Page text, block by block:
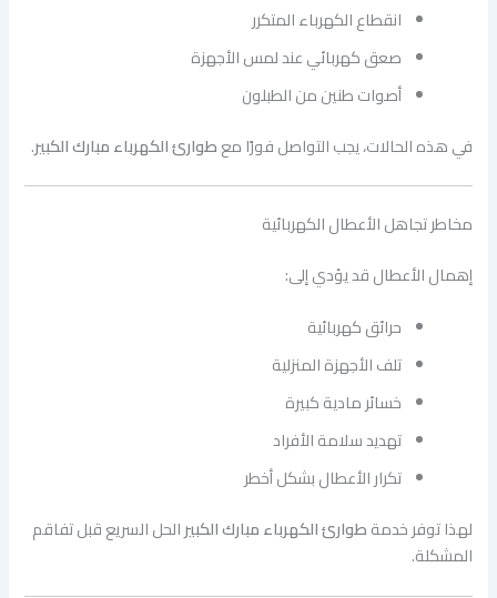
انقطاع الكهرباء المتكرر
صعق كهربائي عند لمس الأجهزة
أصوات طنين من الطبلون
في هذه الحالات، يجب التواصل فورًا معطوارئ الكهرباء مبارك الكبير.
مخاطر تجاهل الأعطال الكهربائية
إهمال الأعطال قد يؤدي إلى:
حرائق كهربائية
تلف الأجهزة المنزلية
خسائر مادية كبيرة
تهديد سلامة الأفراد
تكرار الأعطال بشكل أخطر
لهذا توفر خدمةطوارئ الكهرباء مبارك الكبيرالحل السريع قبل تفاقم
المشكلة.